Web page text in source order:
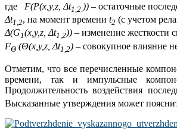
где F(P(x y,z , Δt1,2.)) – остаточные
Δt1,2, на момент времени t2 (с учетом
Δ(G1(x y,z , Δt1,2)) – изменение жесткости
FΘ (Θ(x y,z , Δt1,2) – совокупное влияние
Отметим, что все перечисленные
времени, так и импульсные
Продолжительность воздействия
Высказанные утверждения может